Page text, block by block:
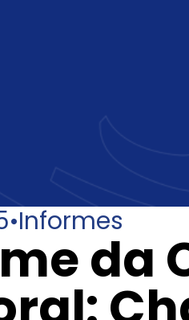
•Informes
da